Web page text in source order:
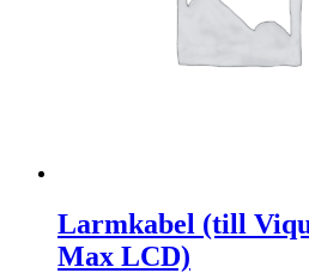
Larmkabel (till
Max LCD)